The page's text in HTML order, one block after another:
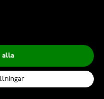
Tiera Samsung Galaxy Watch
alla